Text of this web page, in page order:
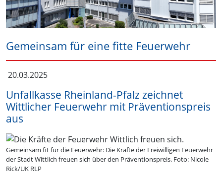
Gemeinsam für eine fitte Feuerwehr
20.03.2025
Unfallkasse Rheinland-Pfalz zeichnet
Wittlicher Feuerwehr mit Präventionspreis
aus
Gemeinsam fit für die Feuerwehr: Die Kräfte der Freiwilligen Feuerwehr
der Stadt Wittlich freuen sich über den Präventionspreis. Foto: Nicole
Rick/UK RLP